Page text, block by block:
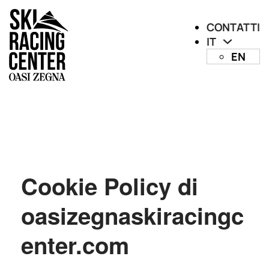
CONTATTI
IT
EN
Cookie Policy di
oasizegnaskiracingc
enter.com